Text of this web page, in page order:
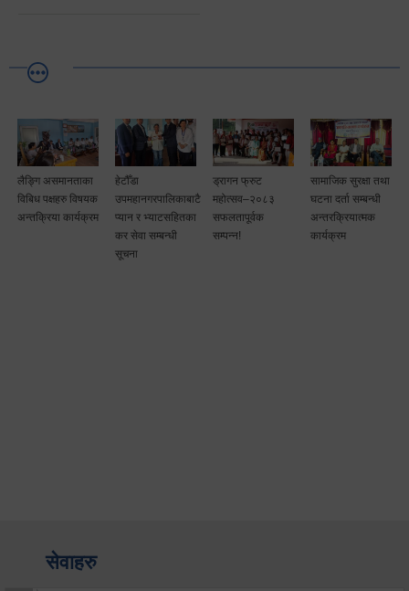
लैङ्गि असमानताका
विबिध पक्षहरु विषयक
अन्तक्रिया कार्यक्रम
हेटौँडा
उपमहानगरपालिकाबाटै
प्यान र भ्याटसहितका
कर सेवा सम्बन्धी
सूचना
ड्रागन फ्रुट
महोत्सव–२०८३
सफलतापूर्वक
सम्पन्न!
सामाजिक सुरक्षा तथा
घटना दर्ता सम्बन्धी
अन्तरक्रियात्मक
कार्यक्रम
सेवाहरु